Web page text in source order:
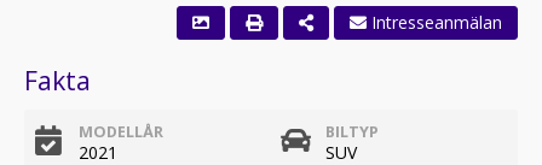
Intresseanmälan
Fakta
MODELLÅR
2021
BILTYP
SUV